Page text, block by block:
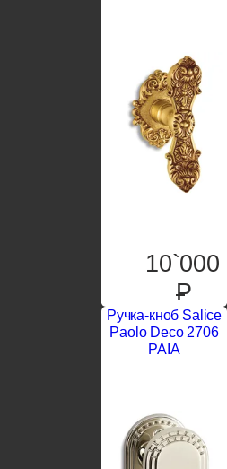
10`000
P
Ручка-кноб Salice
Paolo Deco 2706
PAIA